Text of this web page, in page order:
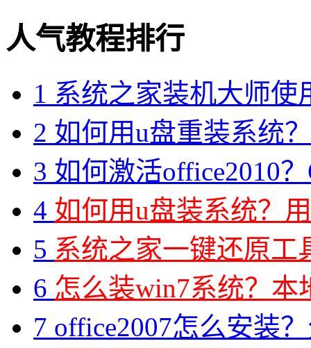
人气教程排行
1 系统之家装机大师使
2 如何用u盘重装系统
3 如何激活office2010
4 如何用u盘装系统？
5 系统之家一键还原工
6 怎么装win7系统？本
7 office2007怎么安装